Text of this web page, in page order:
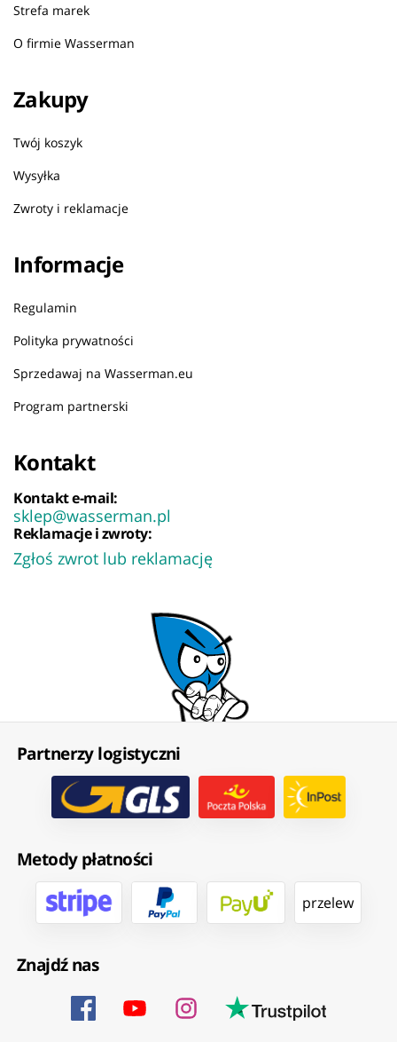
Strefa marek
O firmie Wasserman
Zakupy
Twój koszyk
Wysyłka
Zwroty i reklamacje
Informacje
Regulamin
Polityka prywatności
Sprzedawaj na Wasserman.eu
Program partnerski
Kontakt
Kontakt e-mail:
sklep@wasserman.pl
Reklamacje i zwroty:
Zgłoś zwrot lub reklamację
Partnerzy logistyczni
Metody płatności
przelew
Znajdź nas